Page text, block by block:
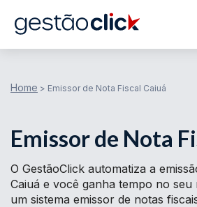
Home > Emissor de Nota Fiscal Caiuá
Emissor de Nota
O GestãoClick automatiza a
Caiuá e você ganha tempo no
um sistema emissor de notas